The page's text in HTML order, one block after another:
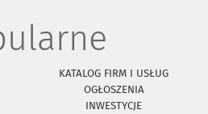
KATALOG FIRM I USŁUG
OGŁOSZENIA
INWESTYCJE